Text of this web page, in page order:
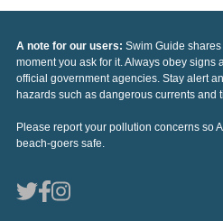
A note for our users: Swim Guide
moment you ask for it. Always obey signs
official government agencies. Stay alert
hazards such as dangerous currents and
Please report your pollution concerns so
beach-goers safe.